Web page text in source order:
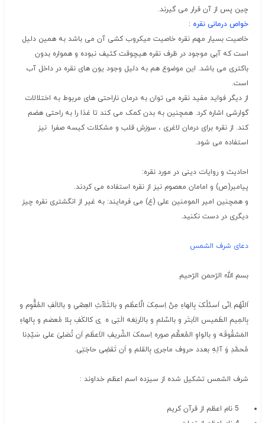
چین پس از آن قرار می گیرند.
خواص درمانی نقره :
خاصیت بسیار مهم نقره خاصیت میکروب کشی آن می باشد به همین دلیل
است که آبی موجود در ظرف نقره هیچوقت کثیف نبوده و همواره بدون
باکتری می باشد. این موضوع هم به دلیل وجود یون های نقره در داخل آب
است.
از دیگر فواید مفید نقره می توان به درمان ناراحتی های مربوط به اختلالات
گوارشی اشاره کرد. همچنین به بدن کمک می کند تا غذا را به راحتی هضم
کند. از نقره برای درمان لاغری ، سوزش قلب و مشکلات کیسه صفرا نیز
استفاده می شود.
احادیث و روایات دینی در مورد نقره:
پیامبر(ص) و امامان معصوم نیز از نقره استفاده می کردند.
و همچنین امیر المومنین علی (ع) می فرمایند: به غیر از انگشتری نقره چیز
دیگری در دست نکنید.
دعای شرف الشمس
بسم الله الرّحمن الرّحیم
اَللّهُم اِنّی اَسئَلُکَ بِالهاءِ مِنْ اِسمِکَ الْاَعظَم و بالثَلآثِ العِصّیِ و بالالَفِ المُقَّّوِم و
بِالمِیمِ الطَمیس الاَبتَر و بالسِّلمِ و بالاَربَعَه الَتِی ه ‍ ِی کالکَفِ بِلا مُعصَم و بِالهاءِ
المَشقُوقَه و بالواوِ المُعظَّم صوره اِسمکَ الشَّریفِ الاَعظَم اَن تُصَلِیَ علی سَیِّدِنا
مُحمَّدِ وَ آلِهِ بعدد حروف ماجری بِالقلم و اَن تَقضِی حاجَتِی.
شرف الشمس تشکیل شده از سیزده اسم اعظم خداوند :